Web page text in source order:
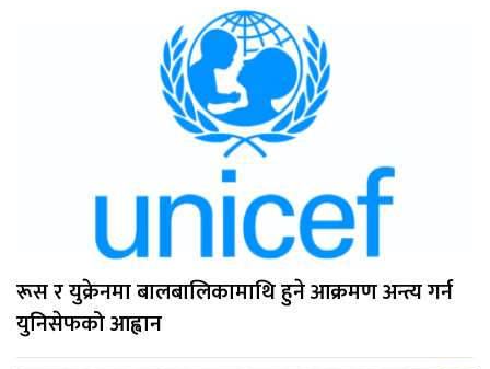
रूस र युक्रेनमा बालबालिकामाथि हुने आक्रमण अन्त्य गर्न
युनिसेफको आह्वान